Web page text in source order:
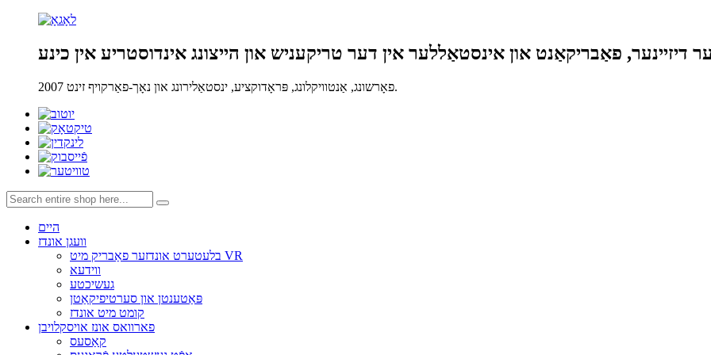
דיזיינער, פאַבריקאַנט און אינסטאַללער אין דער טריקעניש און הייצונג אינדוסטריע אין כינע
פאָרשונג, אַנטוויקלונג, פּראָדוקציע, ינסטאַלירונג און נאָך-פאַרקויף זינט 2007.
היים
וועגן אונדז
בלעטערט אונדזער פאַבריק מיט VR
ווידעא
געשיכטע
פּאַטענטן און סערטיפיקאַטן
קומט מיט אונדז
פארוואס אונז אויסקלויבן
קאַסעס